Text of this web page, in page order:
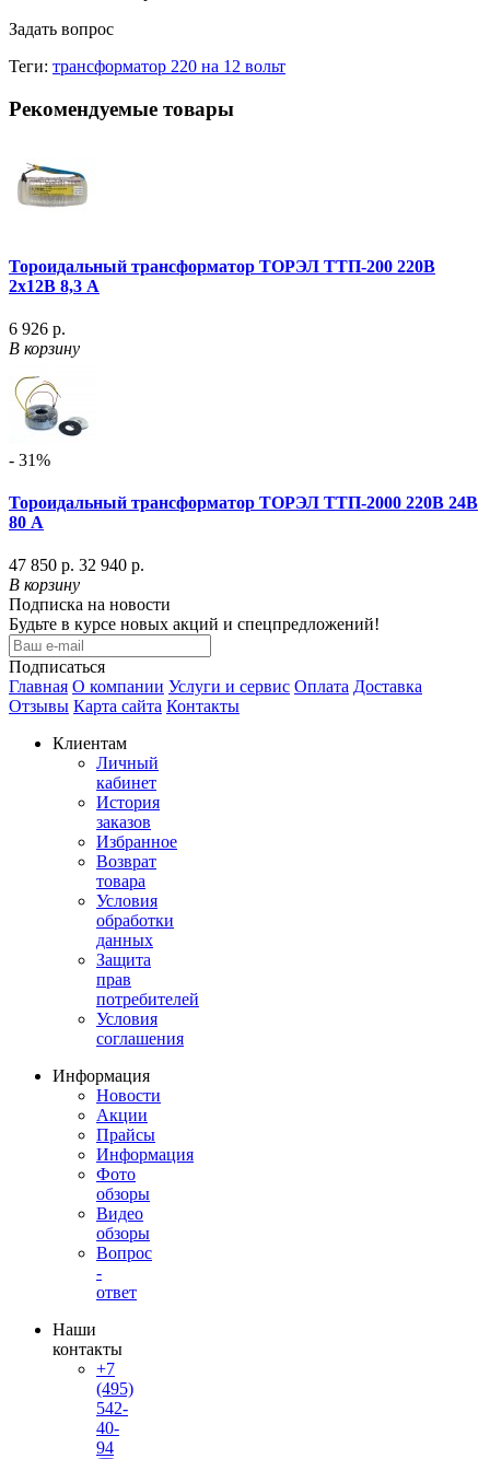
Задать вопрос
Теги: трансформатор 220 на 12 вольт
Рекомендуемые товары
Тороидальный трансформатор ТОРЭЛ ТТП-200 220В
2х12В 8,3 А
6 926 р.
В корзину
- 31%
Тороидальный трансформатор ТОРЭЛ ТТП-2000 220В 24В
80 А
47 850 р. 32 940 р.
В корзину
Подписка на новости
Будьте в курсе новых акций и спецпредложений!
Подписаться
Главная О компании Услуги и сервис Оплата Доставка
Отзывы Карта сайта Контакты
Клиентам
Личный
кабинет
История
заказов
Избранное
Возврат
товара
Условия
обработки
данных
Защита
прав
потребителей
Условия
соглашения
Информация
Новости
Акции
Прайсы
Информация
Фото
обзоры
Видео
обзоры
Вопрос
-
ответ
Наши
контакты
+7
(495)
542-
40-
94